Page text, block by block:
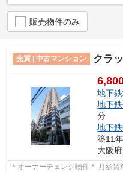
販売物件のみ
売買 | 中古マンション クラ
地下
地下
分
地下
築11
大阪府
＊オーナーチェンジ物件＊ 月額